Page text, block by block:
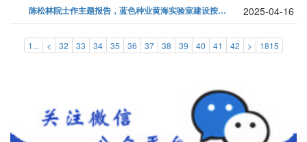
陈松林院士作主题报告，蓝色种业黄海实验室建设按下启动键！... 2025-04-16
1... < 32 33 34 35 36 37 38 39 40 41 42 > 1815